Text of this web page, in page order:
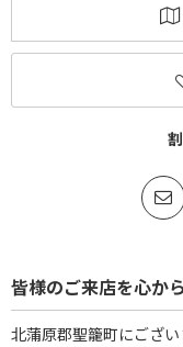
皆様のご来店を心か
北蒲原郡聖籠町にござ